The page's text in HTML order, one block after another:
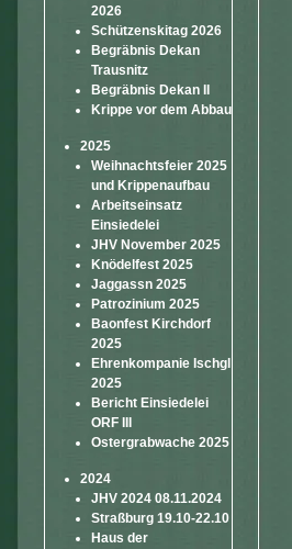
2026
Schützenskitag 2026
Begräbnis Dekan
Trausnitz
Begräbnis Dekan II
Krippe vor dem Abbau
2025
Weihnachtsfeier 2025
und Krippenaufbau
Arbeitseinsatz
Einsiedelei
JHV November 2025
Knödelfest 2025
Jaggassn 2025
Patrozinium 2025
Baonfest Kirchdorf
2025
Ehrenkompanie Ischgl
2025
Bericht Einsiedelei
ORF III
Ostergrabwache 2025
2024
JHV 2024 08.11.2024
Straßburg 19.10-22.10
Haus der